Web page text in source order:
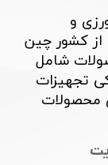
و
از کشور چین
شامل
تجهیزات
محصولات